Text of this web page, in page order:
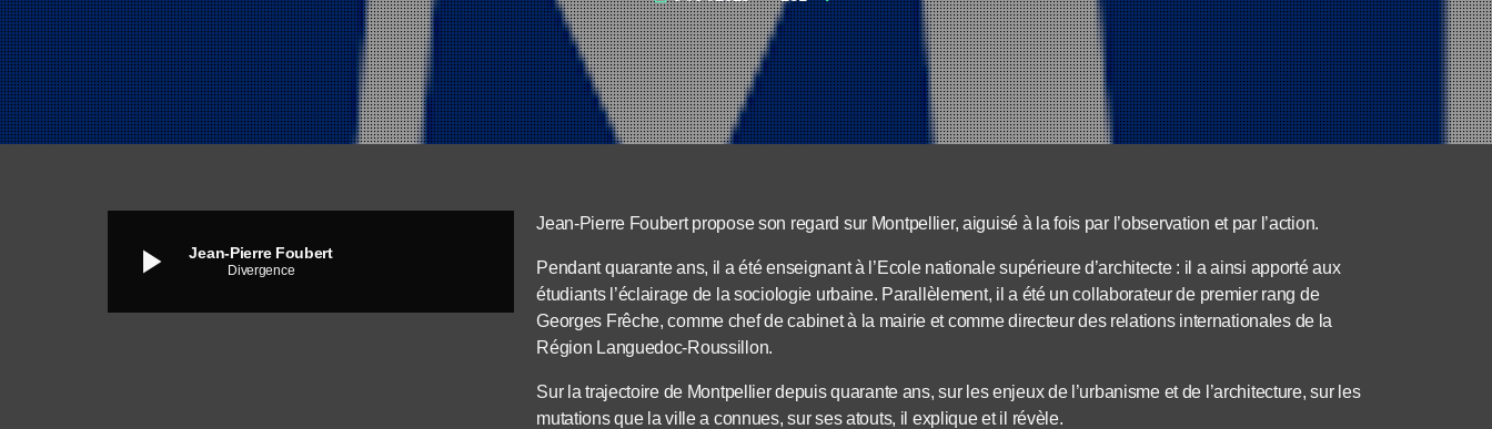
play_arrow Jean-Pierre Foubert
Divergence
Jean-Pierre Foubert propose son regard sur Montpellier, aiguisé à la fois par l’observation et par l’action.
Pendant quarante ans, il a été enseignant à l’Ecole nationale supérieure d’architecte : il a ainsi apporté aux
étudiants l’éclairage de la sociologie urbaine. Parallèlement, il a été un collaborateur de premier rang de
Georges Frêche, comme chef de cabinet à la mairie et comme directeur des relations internationales de la
Région Languedoc-Roussillon.
Sur la trajectoire de Montpellier depuis quarante ans, sur les enjeux de l’urbanisme et de l’architecture, sur les
mutations que la ville a connues, sur ses atouts, il explique et il révèle.